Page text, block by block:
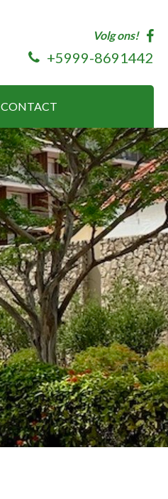
Volg ons!
+5999-8691442
CONTACT